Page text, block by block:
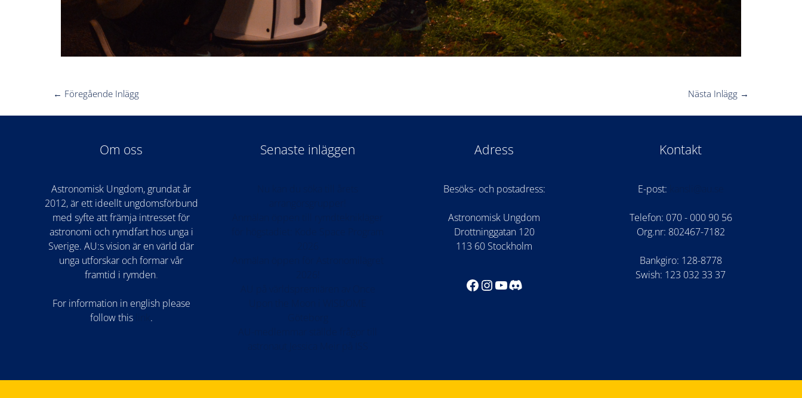
← Föregående Inlägg Nästa Inlägg →
Om oss
Astronomisk Ungdom, grundat år
2012, är ett ideellt ungdomsförbund
med syfte att främja intresset för
astronomi och rymdfart hos unga i
Sverige. AU:s vision är en värld där
unga utforskar och formar vår
framtid i rymden.
For information in english please
follow this
.
Senaste inläggen Adress
Besöks- och postadress:
Astronomisk Ungdom
Drottninggatan 120
113 60 Stockholm
Facebook
Instagram
YouTube
Discord
Kontakt
E-post:
Telefon: 070 - 000 90 56
Org.nr: 802467-7182
Bankgiro: 128-8778
Swish: 123 032 33 37